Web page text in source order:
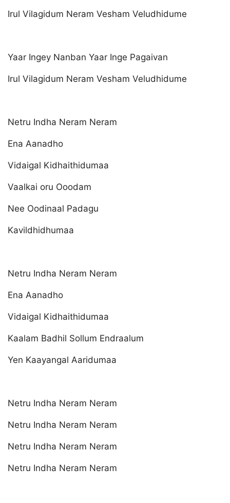
Irul Vilagidum Neram Vesham Veludhidume
Yaar Ingey Nanban Yaar Inge Pagaivan
Irul Vilagidum Neram Vesham Veludhidume
Netru Indha Neram Neram
Ena Aanadho
Vidaigal Kidhaithidumaa
Vaalkai oru Ooodam
Nee Oodinaal Padagu
Kavildhidhumaa
Netru Indha Neram Neram
Ena Aanadho
Vidaigal Kidhaithidumaa
Kaalam Badhil Sollum Endraalum
Yen Kaayangal Aaridumaa
Netru Indha Neram Neram
Netru Indha Neram Neram
Netru Indha Neram Neram
Netru Indha Neram Neram